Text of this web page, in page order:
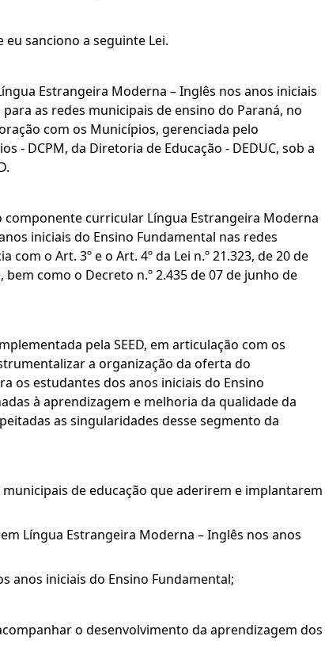
eu sanciono a seguinte Lei.
Estrangeira Moderna – Inglês nos anos iniciais
as redes municipais de ensino do Paraná, no
com os Municípios, gerenciada pelo
- DCPM, da Diretoria de Educação - DEDUC, sob a
curricular Língua Estrangeira Moderna
iniciais do Ensino Fundamental nas redes
o Art. 3º e o Art. 4º da Lei n.º 21.323, de 20 de
como o Decreto n.º 2.435 de 07 de junho de
pela SEED, em articulação com os
a organização da oferta do
os estudantes dos anos iniciais do Ensino
à aprendizagem e melhoria da qualidade da
as singularidades desse segmento da
de educação que aderirem e implantarem
Língua Estrangeira Moderna – Inglês nos anos
anos iniciais do Ensino Fundamental;
o desenvolvimento da aprendizagem dos